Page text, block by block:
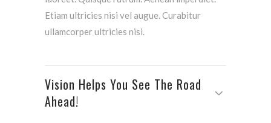
Etiam ultricies nisi vel augue. Curabitur
ullamcorper ultricies nisi.
Vision Helps You See The Road
Ahead!